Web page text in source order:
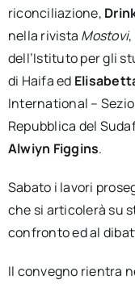
riconciliazione,
nella rivista Mostovi,
dell’Istituto per gli
di Haifa ed
International –
Repubblica del
Alwiyn Figgins.
Sabato i lavori
che si articolerà su
confronto ed al
Il convegno rientra